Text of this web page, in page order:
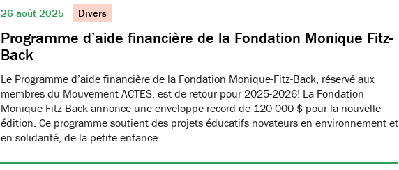
26 août 2025 Divers
Programme d’aide financière de la Fondation Monique Fitz-
Back
Le Programme d’aide financière de la Fondation Monique-Fitz-Back, réservé aux
membres du Mouvement ACTES, est de retour pour 2025-2026! La Fondation
Monique-Fitz-Back annonce une enveloppe record de 120 000 $ pour la nouvelle
édition. Ce programme soutient des projets éducatifs novateurs en environnement et
en solidarité, de la petite enfance…